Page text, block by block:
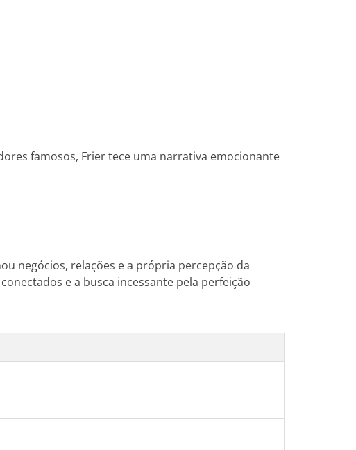
famosos, Frier tece uma narrativa emocionante
negócios, relações e a própria percepção da
e a busca incessante pela perfeição